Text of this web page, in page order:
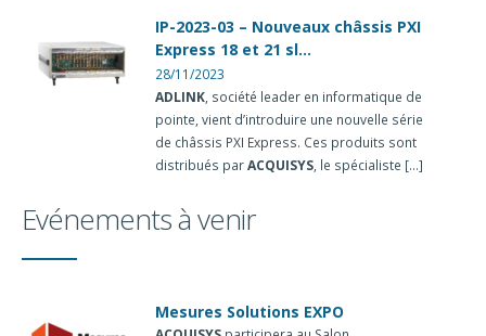
IP-2023-03 – Nouveaux châssis PXI
Express 18 et 21 sl...
28/11/2023
ADLINK, société leader en informatique de
pointe, vient d’introduire une nouvelle série
de châssis PXI Express. Ces produits sont
distribués parACQUISYS, le spécialiste [...]
Evénements à venir
Mesures Solutions EXPO